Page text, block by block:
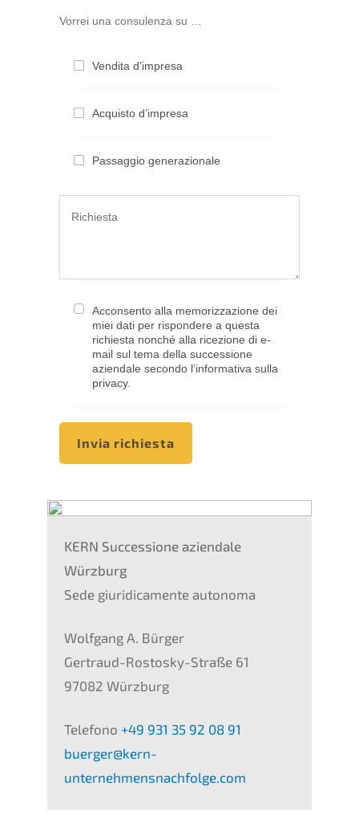
Vorrei una consu­len­za su …
Vendita d’impre­sa
Acquis­to d’impresa
Passag­gio generazionale
Accon­sen­to alla memoriz­za­zio­ne dei
miei dati per rispon­de­re a questa
richies­ta nonché alla ricezio­ne di e-
mail sul tema della succes­sio­ne
aziend­a­le secon­do l’infor­ma­ti­va sulla
privacy.
Invia richies­ta
KERN Succes­sio­ne aziend­a­le
Würzburg
Sede giuri­di­ca­men­te autonoma
Wolfgang A. Bürger
Gertraud-Rostos­ky-Straße 61
97082 Würzburg
Telefo­no +49 931 35 92 08 91
buerger@kern-
unternehmensnachfolge.com